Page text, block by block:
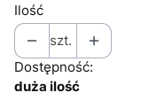
Ilość
szt.
Dostępność:
duża ilość